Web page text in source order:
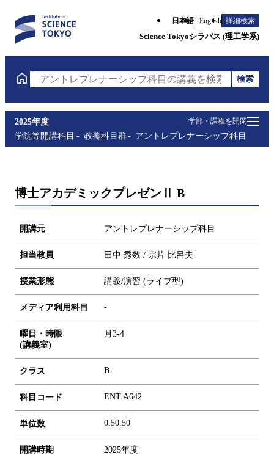
日本語 English 詳細検索
Science Tokyoシラバス (理工学系)
アントレプレナーシップ科目の講義を検索（講義名
検索
学部・課程を開閉
2025年度
学院等開講科目
教養科目群 アントレプレナーシップ科目
博士アカデミックプレゼンⅡ B
開講元 アントレプレナーシップ科目
担当教員 田中 秀数 / 宗片 比呂夫
授業形態 講義/演習 (ライブ型)
メディア利用科目 -
曜日・時限
(講義室)
月3-4
クラス B
科目コード ENT.A642
単位数 0.50.50
開講時期 2025年度